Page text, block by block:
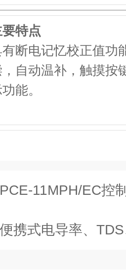
特点
断电记忆校正值功
自动温补，触摸按
能。
PCE-11MPH/EC控制器|一台
便携式电导率、